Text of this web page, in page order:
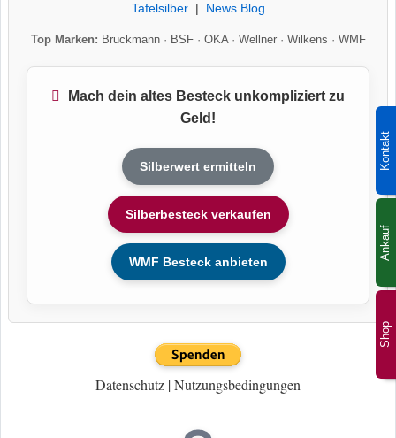
Shop
Kontakt
Ankauf
Tafelsilber| News Blog
Top Marken: Bruckmann· BSF· OKA· Wellner· Wilkens · WMF
Mach dein altes Besteck unkompliziert zu
Geld!
Silberwert ermitteln
Silberbesteck verkaufen
WMF Besteck anbieten
Datenschutz |Nutzungsbedingungen